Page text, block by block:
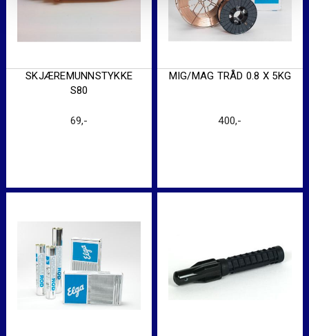
SKJÆREMUNNSTYKKE
S80
69,-
MIG/MAG TRÅD 0.8 X 5KG
400,-